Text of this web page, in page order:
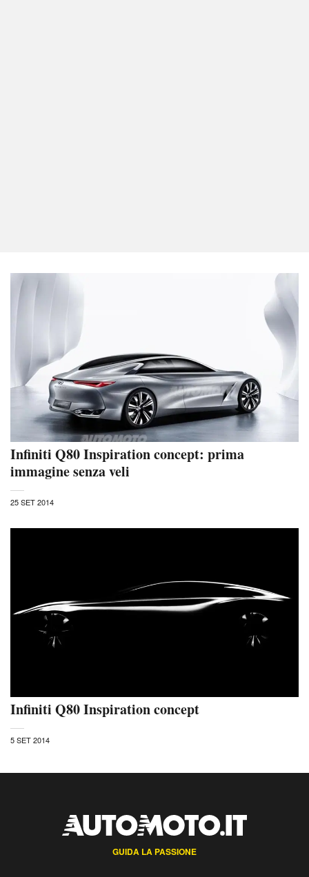
Infiniti Q80 Inspiration concept: prima
immagine senza veli
25 SET 2014
Infiniti Q80 Inspiration concept
5 SET 2014
GUIDA LA PASSIONE